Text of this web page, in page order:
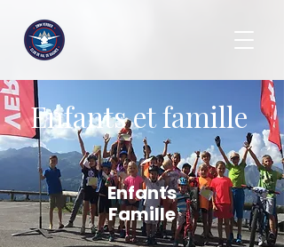
Enfants et famille
Enfants
Famille